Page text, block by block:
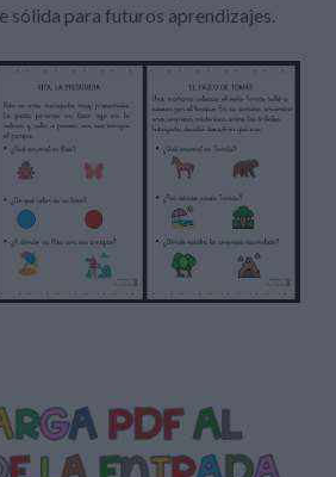
sólida para futuros aprendizajes.